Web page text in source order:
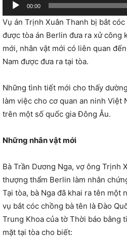
r
n
h
p
á
t
â
t
a
n
h
00:00
Vụ án Trịnh Xuân Thanh bị bắt
được tòa án Berlin đưa ra xử công
mới, nhân vật mới có liên quan
Nam được đưa ra tại tòa.
Những tình tiết mới cho thấy
làm việc cho cơ quan an ninh Việt
trên một số quốc gia Đông Âu.
Những nhân vật mới
Bà Trần Dương Nga, vợ ông Trịnh
thượng thẩm Berlin làm nhân
Tại tòa, bà Nga đã khai ra tên một
vụ bắt cóc chồng bà tên là Đào
Trung Khoa của tờ Thời báo bằng
mặt tại tòa cho biết: